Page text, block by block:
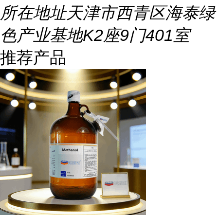
所在地址天津市西青区海泰绿
色产业基地K2座9门401室
推荐产品